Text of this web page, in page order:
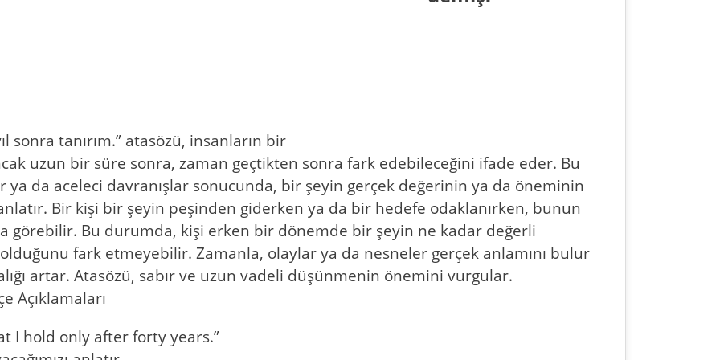
sonra tanırım.” atasözü, insanların bir
uzun bir süre sonra, zaman geçtikten sonra fark edebileceğini ifade eder. Bu
ya da aceleci davranışlar sonucunda, bir şeyin gerçek değerinin ya da öneminin
anlatır. Bir kişi bir şeyin peşinden giderken ya da bir hedefe odaklanırken, bunun
görebilir. Bu durumda, kişi erken bir dönemde bir şeyin ne kadar değerli
fark etmeyebilir. Zamanla, olaylar ya da nesneler gerçek anlamını bulur
artar. Atasözü, sabır ve uzun vadeli düşünmenin önemini vurgular.
Açıklamaları
I hold only after forty years.”